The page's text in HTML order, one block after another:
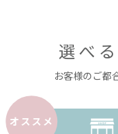
選べ
お客様のご都
オススメ